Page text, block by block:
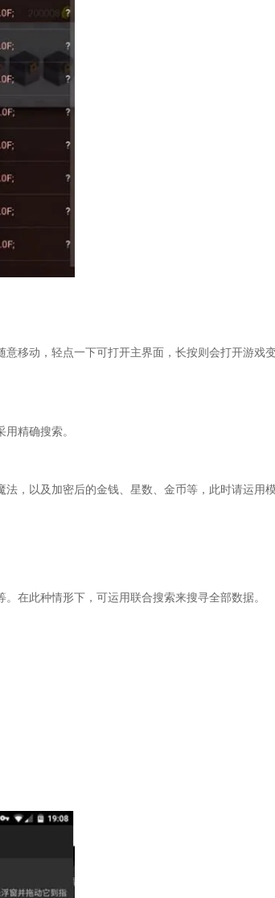
移动，轻点一下可打开主界面，长按则会打开游戏
精确搜索。
，以及加密后的金钱、星数、金币等，此时请运用
在此种情形下，可运用联合搜索来搜寻全部数据。